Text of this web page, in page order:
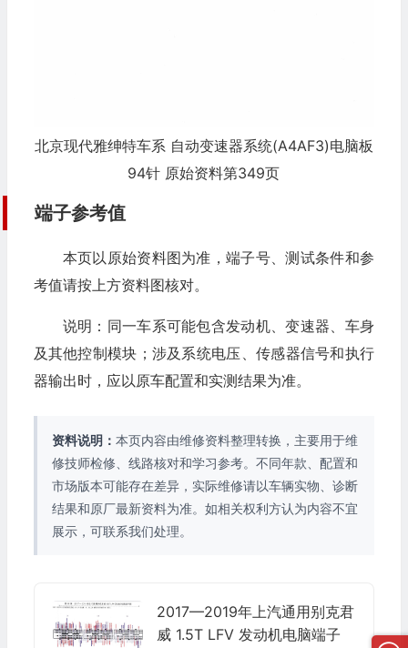
北京现代雅绅特车系 自动变速器系统(A4AF3)电脑板
94针 原始资料第349页
端子参考值
本页以原始资料图为准，端子号、测试条件和参
考值请按上方资料图核对。
说明：同一车系可能包含发动机、变速器、车身
及其他控制模块；涉及系统电压、传感器信号和执行
器输出时，应以原车配置和实测结果为准。
资料说明： 本页内容由维修资料整理转换，主要用于维
修技师检修、线路核对和学习参考。不同年款、配置和
市场版本可能存在差异，实际维修请以车辆实物、诊断
结果和原厂最新资料为准。如相关权利方认为内容不宜
展示，可联系我们处理。
2017—2019年上汽通用别克君
威 1.5T LFV 发动机电脑端子